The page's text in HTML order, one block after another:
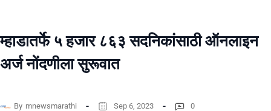
म्हाडातर्फे ५ हजार ८६३ सदनिकांसाठी ऑनलाइन
अर्ज नोंदणीला सुरूवात
By mnewsmarathi Sep 6, 2023 0